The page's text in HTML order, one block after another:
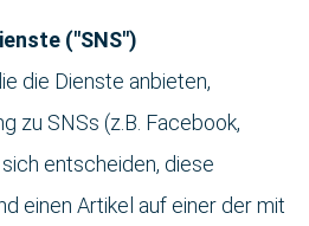
("SNS")
die Dienste anbieten,
zu SNSs (z.B. Facebook,
entscheiden, diese
einen Artikel auf einer der mit